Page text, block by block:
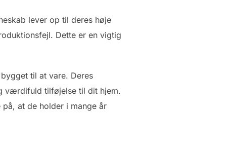
lever op til deres høje
Dette er en vigtig
til at vare. Deres
værdifuld tilføjelse til dit hjem.
at de holder i mange år